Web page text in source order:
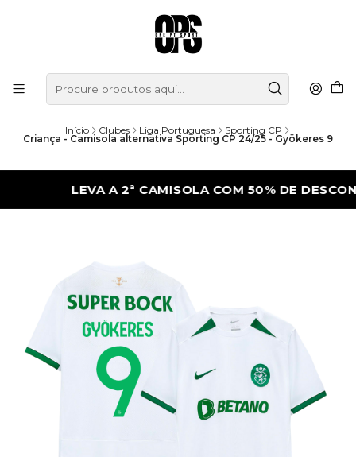
Início Clubes Liga Portuguesa Sporting CP
Criança - Camisola alternativa Sporting CP 24/25 - Gyökeres 9
LEVA A 2ª CAMISOLA COM 50% DE DESCONTO